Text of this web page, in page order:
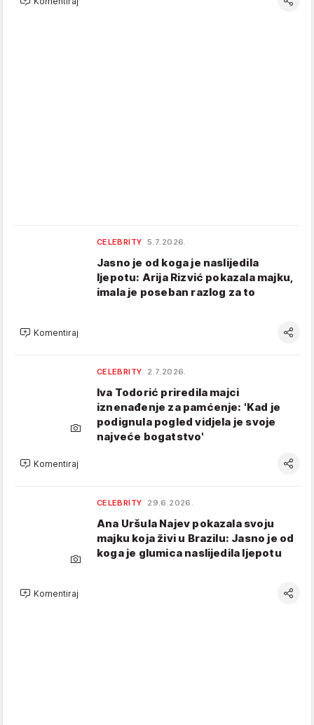
CELEBRITY 5.7.2026.
Jasno je od koga je naslijedila
ljepotu: Arija Rizvić pokazala majku,
imala je poseban razlog za to
Komentiraj
CELEBRITY 2.7.2026.
Iva Todorić priredila majci
iznenađenje za pamćenje: 'Kad je
podignula pogled vidjela je svoje
najveće bogatstvo'
Komentiraj
CELEBRITY 29.6.2026.
Ana Uršula Najev pokazala svoju
majku koja živi u Brazilu: Jasno je od
koga je glumica naslijedila ljepotu
Komentiraj